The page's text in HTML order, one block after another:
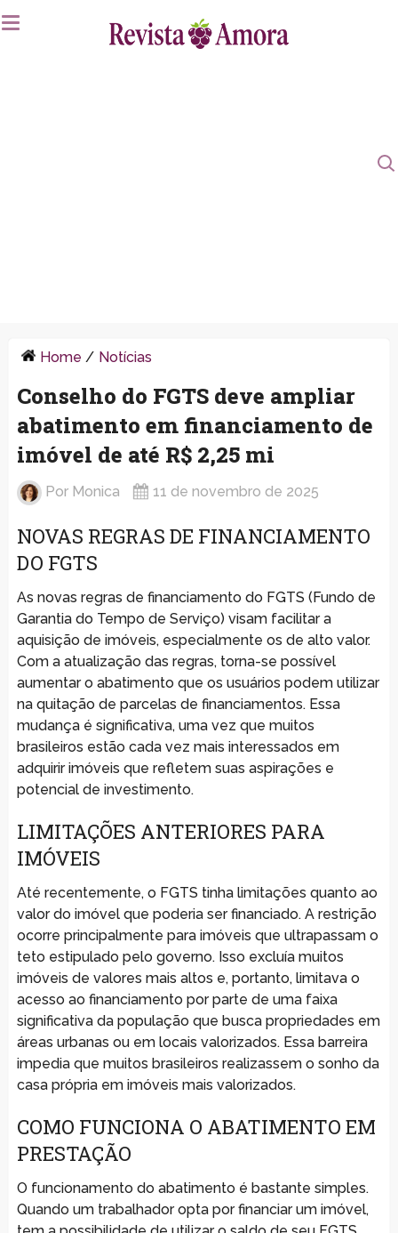
Home / Notícias
Conselho do FGTS deve ampliar
abatimento em financiamento de
imóvel de até R$ 2,25 mi
Por Monica 11 de novembro de 2025
NOVAS REGRAS DE FINANCIAMENTO
DO FGTS
As novas regras de financiamento do FGTS (Fundo de
Garantia do Tempo de Serviço) visam facilitar a
aquisição de imóveis, especialmente os de alto valor.
Com a atualização das regras, torna-se possível
aumentar o abatimento que os usuários podem utilizar
na quitação de parcelas de financiamentos. Essa
mudança é significativa, uma vez que muitos
brasileiros estão cada vez mais interessados em
adquirir imóveis que refletem suas aspirações e
potencial de investimento.
LIMITAÇÕES ANTERIORES PARA
IMÓVEIS
Até recentemente, o FGTS tinha limitações quanto ao
valor do imóvel que poderia ser financiado. A restrição
ocorre principalmente para imóveis que ultrapassam o
teto estipulado pelo governo. Isso excluía muitos
imóveis de valores mais altos e, portanto, limitava o
acesso ao financiamento por parte de uma faixa
significativa da população que busca propriedades em
áreas urbanas ou em locais valorizados. Essa barreira
impedia que muitos brasileiros realizassem o sonho da
casa própria em imóveis mais valorizados.
COMO FUNCIONA O ABATIMENTO EM
PRESTAÇÃO
O funcionamento do abatimento é bastante simples.
Quando um trabalhador opta por financiar um imóvel,